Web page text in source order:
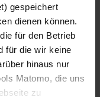
gespeichert
dienen können.
für den Betrieb
für die wir keine
hinaus nur
Matomo, die uns
zu